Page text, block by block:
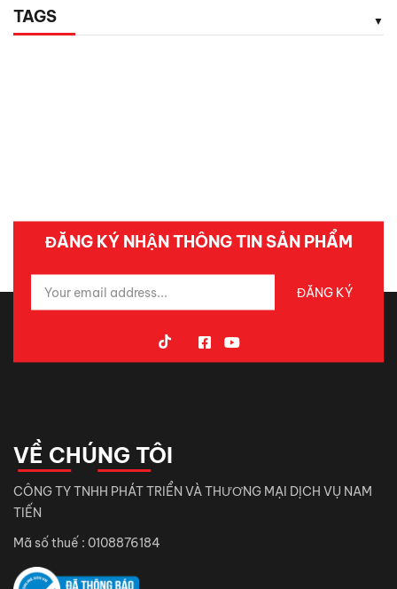
TAGS
ĐĂNG KÝ NHẬN THÔNG TIN SẢN PHẨM
VỀ CHÚNG TÔI
CÔNG TY TNHH PHÁT TRIỂN VÀ THƯƠNG MẠI DỊCH VỤ NAM
TIẾN
Mã số thuế : 0108876184